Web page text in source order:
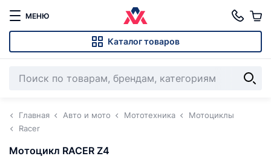
МЕНЮ
Каталог товаров
Главная Авто и мото Мототехника
Мотоциклы
Racer
Мотоцикл RACER Z4